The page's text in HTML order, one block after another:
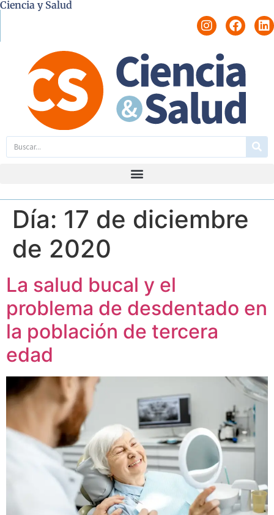
Ciencia y Salud
Día: 17 de diciembre
de 2020
La salud bucal y el
problema de desdentado en
la población de tercera
edad